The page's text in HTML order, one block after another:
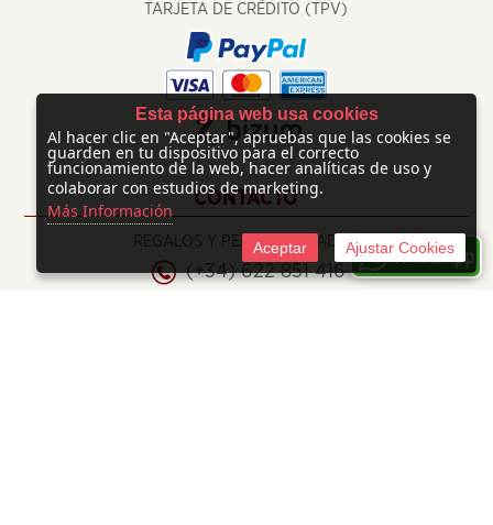
TARJETA DE CRÉDITO (TPV)
CONTACTO
REGALOS Y PERSONALIZADOS
(+34) 622 851 416
Esta página web usa cookies
Al hacer clic en "Aceptar", apruebas que las cookies se
guarden en tu dispositivo para el correcto
funcionamiento de la web, hacer analíticas de uso y
colaborar con estudios de marketing.
Más Información
Aceptar Ajustar Cookies